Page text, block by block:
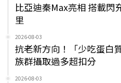
比亞迪秦Max亮相 搭載閃
里
2026-08-03
抗老新方向！「少吃蛋白
族群攝取過多超扣分
2026-08-03